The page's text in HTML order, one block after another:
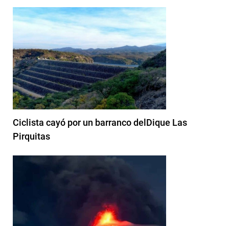
Ciclista cayó por un barranco delDique Las
Pirquitas